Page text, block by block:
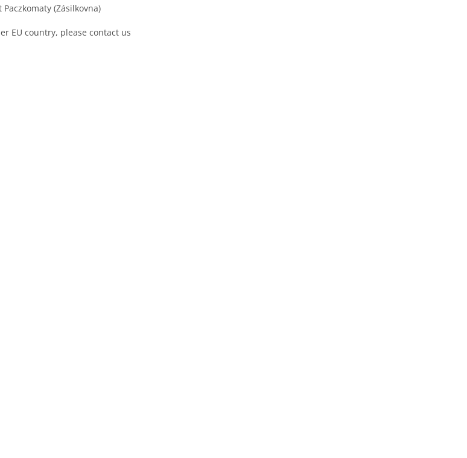
Paczkomaty (Zásilkovna)
EU country, please contact us